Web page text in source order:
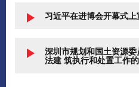
习近平在进博会开幕式
深圳市规划和国土资源
法建 筑执行和处置工作的